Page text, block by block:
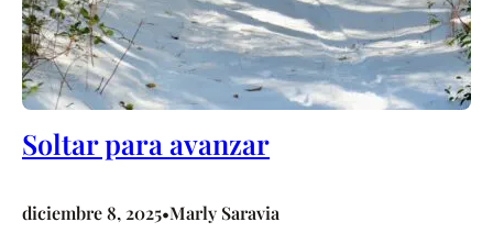
Soltar para avanzar
diciembre 8, 2025•Marly Saravia